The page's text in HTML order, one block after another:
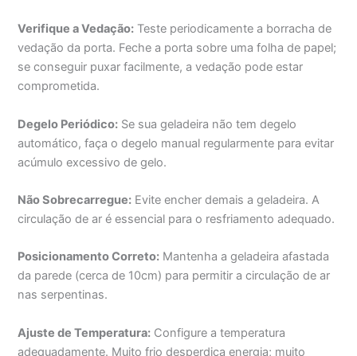
Verifique a Vedação: Teste periodicamente a borracha de
vedação da porta. Feche a porta sobre uma folha de papel;
se conseguir puxar facilmente, a vedação pode estar
comprometida.
Degelo Periódico: Se sua geladeira não tem degelo
automático, faça o degelo manual regularmente para evitar
acúmulo excessivo de gelo.
Não Sobrecarregue: Evite encher demais a geladeira. A
circulação de ar é essencial para o resfriamento adequado.
Posicionamento Correto: Mantenha a geladeira afastada
da parede (cerca de 10cm) para permitir a circulação de ar
nas serpentinas.
Ajuste de Temperatura: Configure a temperatura
adequadamente. Muito frio desperdiça energia; muito